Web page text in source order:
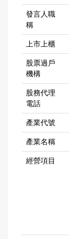
發言人職
稱
上市上櫃
股票過戶
機構
股務代理
電話
產業代號
產業名稱
經營項目